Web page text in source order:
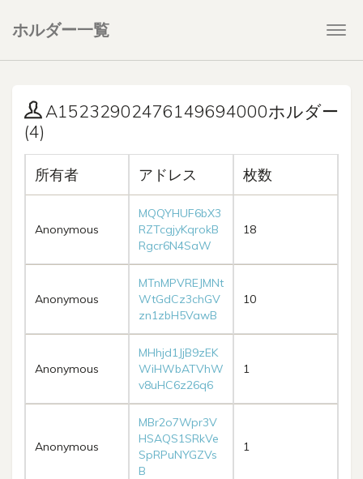
ホルダー一覧
A15232902476149694000ホルダー
(4)
所有者 アドレス 枚数
Anonymous
MQQYHUF6bX3
RZTcgjyKqrokB
Rgcr6N4SaW
18
Anonymous
MTnMPVREJMNt
WtGdCz3chGV
zn1zbH5VawB
10
Anonymous
MHhjd1JjB9zEK
WiHWbATVhW
v8uHC6z26q6
1
Anonymous
MBr2o7Wpr3V
HSAQS1SRkVe
SpRPuNYGZVs
B
1